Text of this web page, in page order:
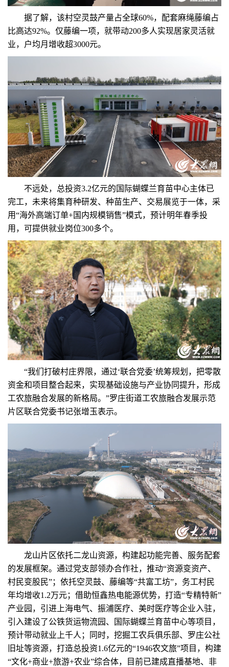
据了解，该村空灵鼓产量占全球60%，配套麻绳藤编占
比高达92%。仅藤编一项，就带动200多人实现居家灵活就
业，户均月增收超3000元。
不远处，总投资3.2亿元的国际蝴蝶兰育苗中心主体已
完工，未来将集育种研发、种苗生产、交易展览于一体，采
用“海外高端订单+国内规模销售”模式，预计明年春季投
用，可提供就业岗位300多个。
“我们打破村庄界限，通过‘联合党委’统筹规划，把零散
资金和项目整合起来，实现基础设施与产业协同提升，形成
工农旅融合发展的新格局。”罗庄街道工农旅融合发展示范
片区联合党委书记张增玉表示。
龙山片区依托二龙山资源，构建起功能完善、服务配套
的发展框架。通过党支部领办合作社，推动“资源变资产、
村民变股民”；依托空灵鼓、藤编等“共富工坊”，务工村民
年均增收1.2万元；借助恒鑫热电能源优势，打造“专精特新”
产业园，引进上海电气、振浦医疗、美时医疗等企业入驻，
引入建设了公铁货运物流园、国际蝴蝶兰育苗中心等项目，
预计带动就业上千人；同时，挖掘工农兵俱乐部、罗庄公社
旧址等资源，打造总投资1.6亿元的“1946农文旅”项目，构建
“文化+商业+旅游+农业”综合体，目前已建成直播基地、非